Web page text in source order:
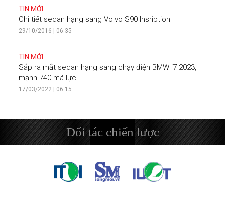
TIN MỚI
Chi tiết sedan hạng sang Volvo S90 Insription
29/10/2016 | 06:35
TIN MỚI
Sắp ra mắt sedan hạng sang chạy điện BMW i7 2023,
mạnh 740 mã lực
17/03/2022 | 06:15
Đối tác chiến lược